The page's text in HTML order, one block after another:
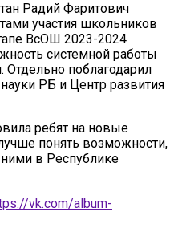
Радий Фаритович
участия школьников
ВсОШ 2023-2024
системной работы
Отдельно поблагодарил
РБ и Центр развития
ребят на новые
понять возможности,
в Республике
vk.com/album-